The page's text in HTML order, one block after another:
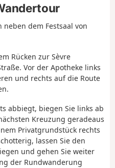
neben dem Festsaal von
Rücken zur Sèvre
Vor der Apotheke links
und rechts auf die Route
abbiegt, biegen Sie links ab
Kreuzung geradeaus
Privatgrundstück rechts
lassen Sie den
und gehen Sie weiter
der Rundwanderung